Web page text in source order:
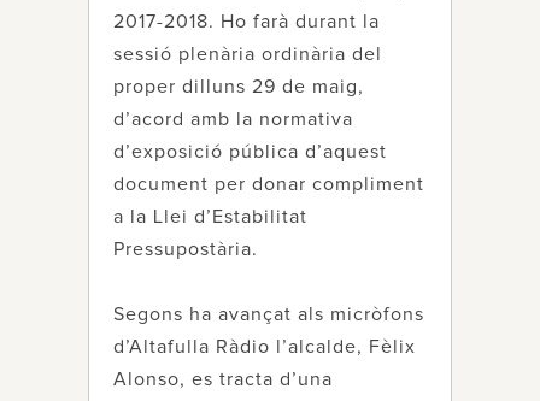
2017-2018. Ho farà durant la
sessió plenària ordinària del
proper dilluns 29 de maig,
d’acord amb la normativa
d’exposició pública d’aquest
document per donar compliment
a la Llei d’Estabilitat
Pressupostària.
Segons ha avançat als micròfons
d’Altafulla Ràdio l’alcalde, Fèlix
Alonso, es tracta d’una